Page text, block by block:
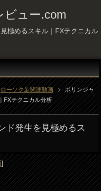
ビュー.com
極めるスキル｜FXテクニカル
ローソク足関連動画
ボリンジャ
FXテクニカル分析
ド発生を見極めるス
]